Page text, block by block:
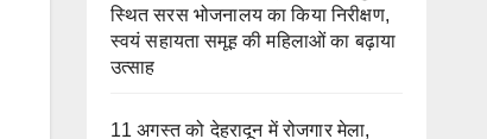
स्थित सरस भोजनालय का किया निरीक्षण,
स्वयं सहायता समूह की महिलाओं का बढ़ाया
उत्साह
11 अगस्त को देहरादून में रोजगार मेला,